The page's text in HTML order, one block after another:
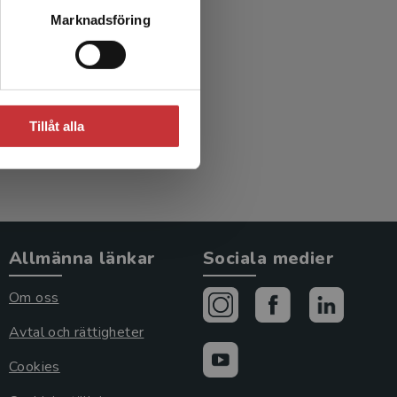
Marknadsföring
Tillåt alla
Allmänna länkar
Om oss
Avtal och rättigheter
Cookies
Sociala medier